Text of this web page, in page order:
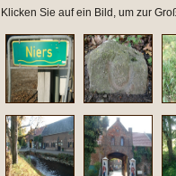
Klicken Sie auf ein Bild, um zur